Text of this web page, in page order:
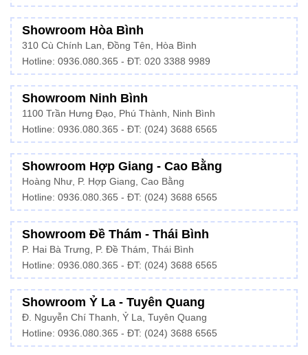
Showroom Hòa Bình
310 Cù Chính Lan, Đồng Tên, Hòa Bình
Hotline: 0936.080.365 - ĐT: 020 3388 9989
Showroom Ninh Bình
1100 Trần Hưng Đạo, Phú Thành, Ninh Bình
Hotline: 0936.080.365 - ĐT: (024) 3688 6565
Showroom Hợp Giang - Cao Bằng
Hoàng Như, P. Hợp Giang, Cao Bằng
Hotline: 0936.080.365 - ĐT: (024) 3688 6565
Showroom Đề Thám - Thái Bình
P. Hai Bà Trưng, P. Đề Thám, Thái Bình
Hotline: 0936.080.365 - ĐT: (024) 3688 6565
Showroom Ỷ La - Tuyên Quang
Đ. Nguyễn Chí Thanh, Ỷ La, Tuyên Quang
Hotline: 0936.080.365 - ĐT: (024) 3688 6565